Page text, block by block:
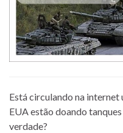
Está circulando na
EUA estão doando
verdade?